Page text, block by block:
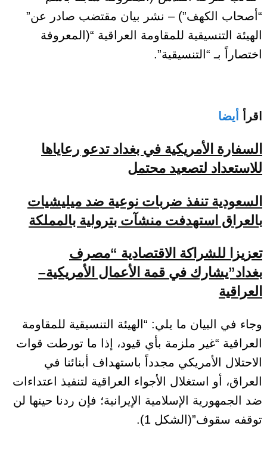
“أصحاب الكهف”) – نشر بيان مقتضب صادر عن”
الهيئة التنسيقية للمقاومة العراقية “(المعروفة
اختصاراً بـ “التنسيقية”.
اقرأ أيضا
السفارة الأمريكية في بغداد تدعو رعاياها
للاستعداد لتصعيد محتمل
السعودية تنفذ ضربات نوعية ضد ميليشيات
بالعراق استهدفت منشآت بترولية بالمملكة
تعزيزا للشراكة الاقتصادية “مصرف
بغداد”يشارك في قمة الأعمال الأمريكية–
العراقية
وجاء في البيان ما يلي: “الهيئة التنسيقية للمقاومة
العراقية “غير ملزمة بأي قيود، إذا ما تورطت قوات
الاحتلال الأمريكي مجدداً باستهداف أبنائنا في
العراق، أو استغلال الأجواء العراقية لتنفيذ اعتداءات
ضد الجمهورية الإسلامية الإيرانية؛ فإن ردنا حينها لن
توقفه سقوف”(الشكل 1).